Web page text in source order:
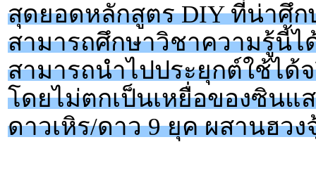
สุดยอดหลักสูตร DIY ที่น่าศึก
สามารถศึกษาวิชาความรู้นี้ไ
สามารถนำไปประยุกต์ใช้ได้
โดยไม่ตกเป็นเหยื่อของซินแ
ดาวเหิร/ดาว 9 ยุค ผสานฮว